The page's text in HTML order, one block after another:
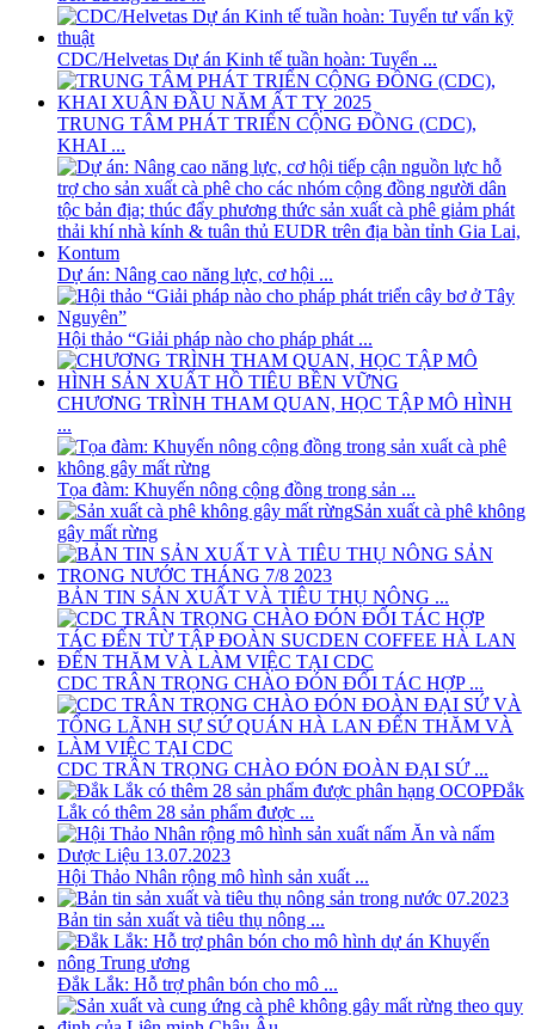
CDC/Helvetas Dự án Kinh tế tuần hoàn: Tuyển ...
TRUNG TÂM PHÁT TRIỂN CỘNG ĐỒNG (CDC),
KHAI ...
Dự án: Nâng cao năng lực, cơ hội ...
Hội thảo “Giải pháp nào cho pháp phát ...
CHƯƠNG TRÌNH THAM QUAN, HỌC TẬP MÔ HÌNH
...
Tọa đàm: Khuyến nông cộng đồng trong sản ...
Sản xuất cà phê không
gây mất rừng
BẢN TIN SẢN XUẤT VÀ TIÊU THỤ NÔNG ...
CDC TRÂN TRỌNG CHÀO ĐÓN ĐỐI TÁC HỢP ...
CDC TRÂN TRỌNG CHÀO ĐÓN ĐOÀN ĐẠI SỨ ...
Đắk
Lắk có thêm 28 sản phẩm được ...
Hội Thảo Nhân rộng mô hình sản xuất ...
Bản tin sản xuất và tiêu thụ nông ...
Đắk Lắk: Hỗ trợ phân bón cho mô ...